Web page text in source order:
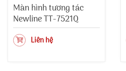
Màn hình tương tác
Newline TT-7521Q
Liên hệ